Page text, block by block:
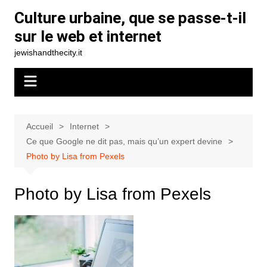
contenu
Culture urbaine, que se passe-t-il
sur le web et internet
jewishandthecity.it
Accueil
Internet
Ce que Google ne dit pas, mais qu’un expert devine
Photo by Lisa from Pexels
Photo by Lisa from Pexels